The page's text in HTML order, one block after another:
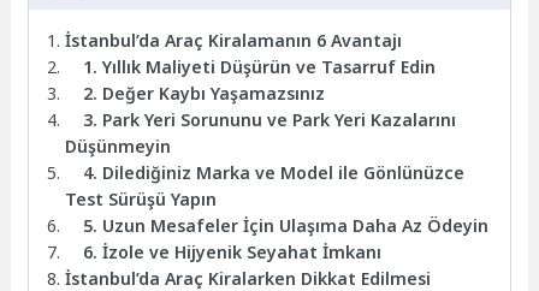
İstanbul’da Araç Kiralamanın 6 Avantajı
1. Yıllık Maliyeti Düşürün ve Tasarruf Edin
2. Değer Kaybı Yaşamazsınız
3. Park Yeri Sorununu ve Park Yeri Kazalarını
Düşünmeyin
4. Dilediğiniz Marka ve Model ile Gönlünüzce
Test Sürüşü Yapın
5. Uzun Mesafeler İçin Ulaşıma Daha Az Ödeyin
6. İzole ve Hijyenik Seyahat İmkanı
İstanbul’da Araç Kiralarken Dikkat Edilmesi